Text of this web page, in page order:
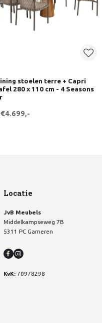
stoelen terre + Capri
280 x 110 cm - 4 Seasons
€4.699,-
Locatie
JvB Meubels
Middelkampseweg 7B
5311 PC Gameren
KvK:70978298